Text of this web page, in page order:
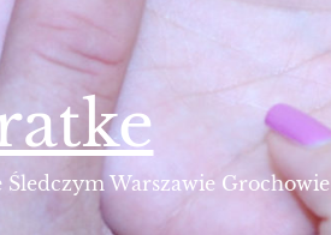
Warszawie Grochowie